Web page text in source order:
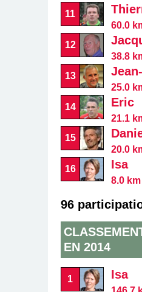
11
60.0
12
38.8
13
25.0
14 Eric
21.1
15
20.0
16 Isa
8.0
96
EN 2014
1 Isa